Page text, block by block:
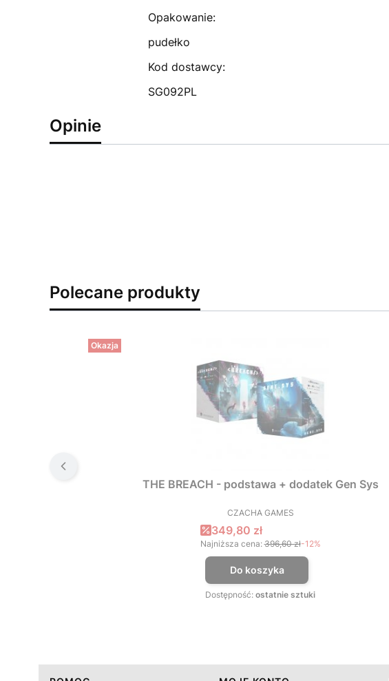
Opakowanie:
pudełko
Kod dostawcy:
SG092PL
Opinie
Polecane produkty
Okazja
THE BREACH - podstawa + dodatek Gen Sys
PRODUCENT
CZACHA GAMES
Cena promocyjna
349,80 zł
Najniższa cena: 396,60 zł-12%
Do koszyka
Dostępność: ostatnie sztuki